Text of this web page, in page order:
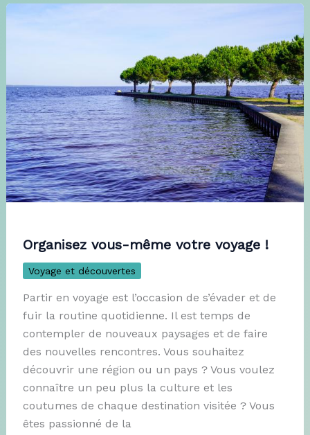
Organisez vous-même votre voyage !
Voyage et découvertes
Partir en voyage est l’occasion de s’évader et de
fuir la routine quotidienne. Il est temps de
contempler de nouveaux paysages et de faire
des nouvelles rencontres. Vous souhaitez
découvrir une région ou un pays ? Vous voulez
connaître un peu plus la culture et les
coutumes de chaque destination visitée ? Vous
êtes passionné de la